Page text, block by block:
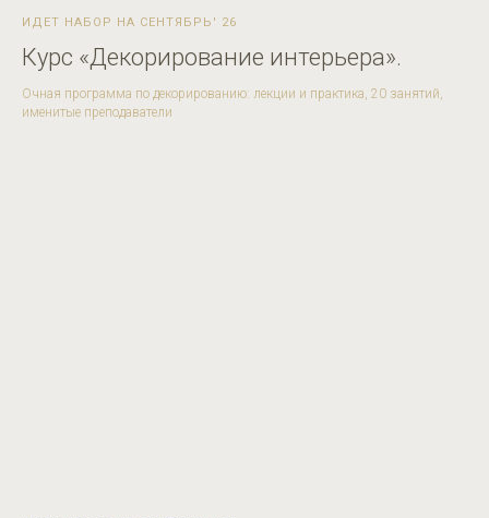
ИДЕТ НАБОР НА СЕНТЯБРЬ' 26
Курс «Декорирование интерьера».
Очная программа по декорированию: лекции и практика, 20 занятий,
именитые преподаватели